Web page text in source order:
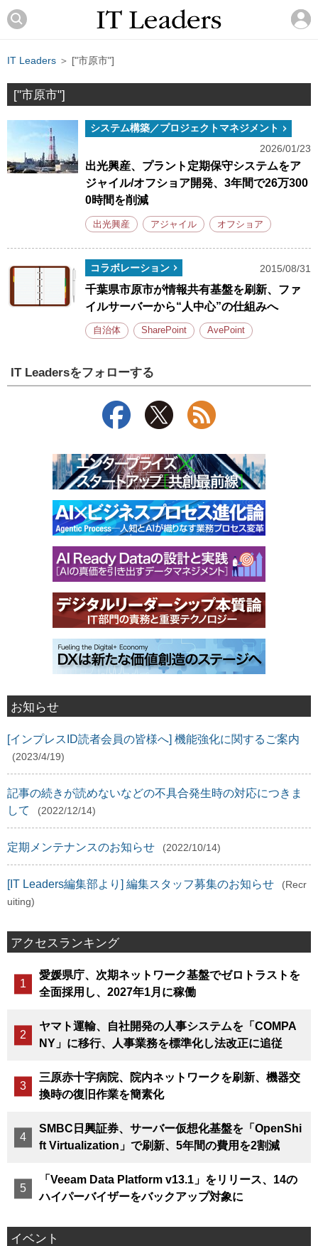
IT Leaders ＞ ["市原市"]
["市原市"]
システム構築／プロジェクトマネジメント
2026/01/23
出光興産、プラント定期保守システムをア
ジャイル/オフショア開発、3年間で26万300
0時間を削減
出光興産 アジャイル オフショア
コラボレーション 2015/08/31
千葉県市原市が情報共有基盤を刷新、ファ
イルサーバーから“人中心”の仕組みへ
自治体 SharePoint AvePoint
IT Leadersをフォローする
お知らせ
[インプレスID読者会員の皆様へ] 機能強化に関するご案内
(2023/4/19)
記事の続きが読めないなどの不具合発生時の対応につきま
して
(2022/12/14)
定期メンテナンスのお知らせ (2022/10/14)
[IT Leaders編集部より] 編集スタッフ募集のお知らせ
(Recr
uiting)
アクセスランキング
愛媛県庁、次期ネットワーク基盤でゼロトラストを
全面採用し、2027年1月に稼働
ヤマト運輸、自社開発の人事システムを「COMPA
NY」に移行、人事業務を標準化し法改正に追従
三原赤十字病院、院内ネットワークを刷新、機器交
換時の復旧作業を簡素化
SMBC日興証券、サーバー仮想化基盤を「OpenShi
ft Virtualization」で刷新、5年間の費用を2割減
「Veeam Data Platform v13.1」をリリース、14の
ハイパーバイザーをバックアップ対象に
イベント